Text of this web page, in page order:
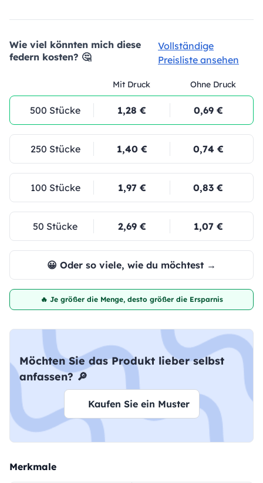
Wie viel könnten mich diese
federn kosten? 🤔
Vollständige
Preisliste ansehen
Mit Druck Ohne Druck
500 Stücke 1,28 € 0,69 €
250 Stücke 1,40 € 0,74 €
100 Stücke 1,97 € 0,83 €
50 Stücke 2,69 € 1,07 €
😀 Oder so viele, wie du möchtest →
🔥 Je größer die Menge, desto größer die Ersparnis
Möchten Sie das Produkt lieber selbst
anfassen? 🔎
Kaufen Sie ein Muster
Merkmale